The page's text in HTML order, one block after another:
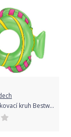
Dětský nafukovací kruh Bestway ve tvaru rybky zelený